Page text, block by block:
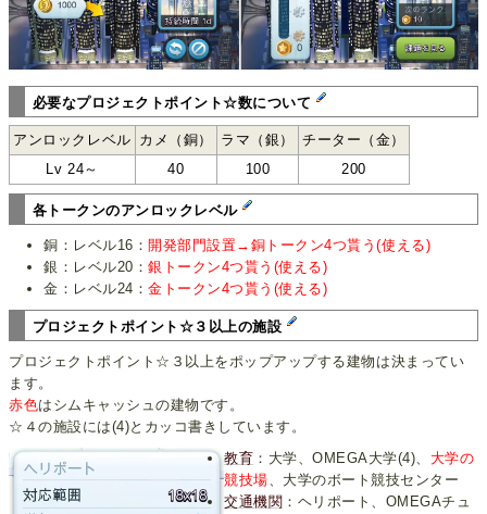
必要なプロジェクトポイント☆数について
アンロックレベル カメ（銅） ラマ（銀）
チーター（金）
Lv 24～
40 100 200
各トークンのアンロックレベル
銅：レベル16： 開発部門設置→銅トークン4つ貰う(使える)
銀：レベル20：銀トークン4つ貰う(使える)
金：レベル24：金トークン4つ貰う(使える)
プロジェクトポイント☆３以上の施設
プロジェクトポイント☆３以上をポップアップする建物は決まってい
ます。
赤色はシムキャッシュの建物です。
☆４の施設には(4)とカッコ書きしています。
教育 ：大学、OMEGA大学(4)、 大学の
競技場、大学のボート競技センター
交通機関 ：ヘリポート、OMEGAチュ